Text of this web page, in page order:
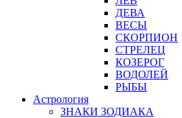
ДЕВА
ВЕСЫ
СКОРПИОН
СТРЕЛЕЦ
КОЗЕРОГ
ВОДОЛЕЙ
РЫБЫ
Астрология
ЗНАКИ ЗОДИАКА